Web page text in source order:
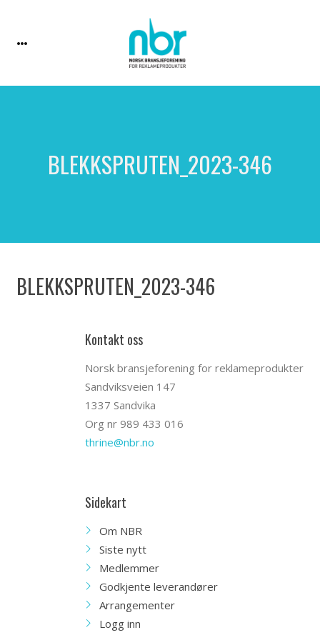
BLEKKSPRUTEN_2023-346
BLEKKSPRUTEN_2023-346
Kontakt oss
Norsk bransjeforening for reklameprodukter
Sandviksveien 147
1337 Sandvika
Org nr 989 433 016
thrine@nbr.no
Sidekart
Om NBR
Siste nytt
Medlemmer
Godkjente leverandører
Arrangementer
Logg inn